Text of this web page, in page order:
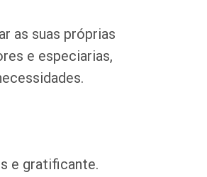
as suas próprias
e especiarias,
e gratificante.